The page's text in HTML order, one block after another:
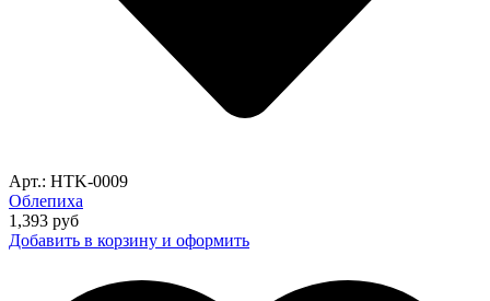
Арт.: HTK-0009
Облепиха
1,393 руб
Добавить в корзину и оформить